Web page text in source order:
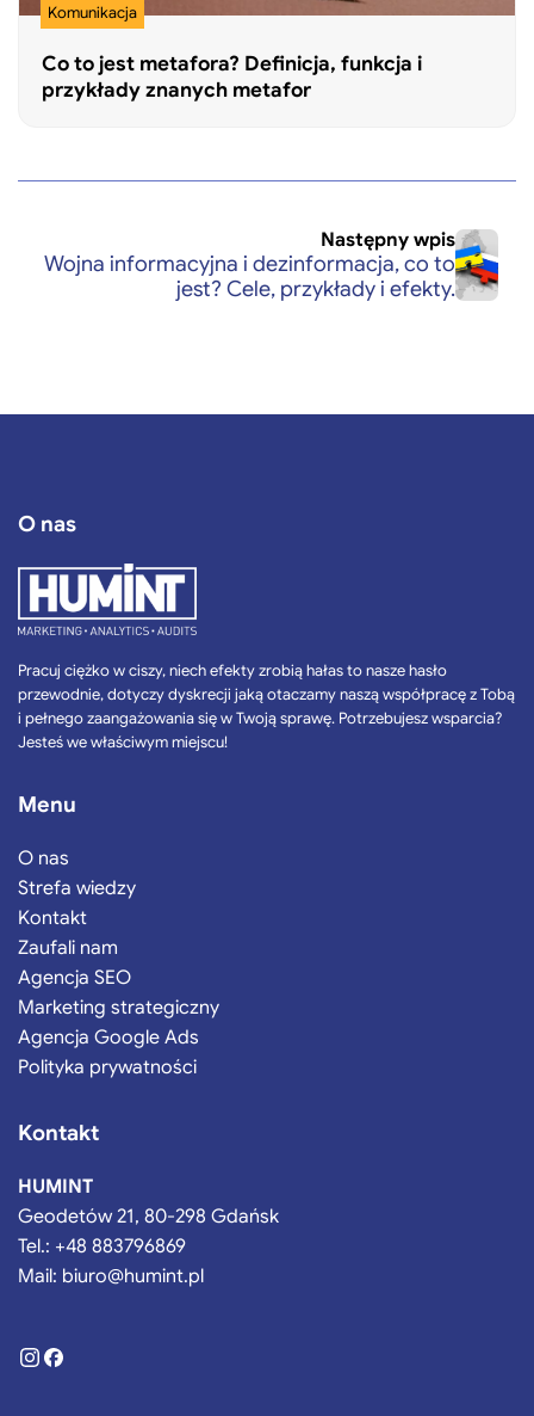
Komunikacja
Co to jest metafora? Definicja, funkcja i
przykłady znanych metafor
Następny wpis
Wojna informacyjna i dezinformacja, co to
jest? Cele, przykłady i efekty.
O nas
Pracuj ciężko w ciszy, niech efekty zrobią hałas to nasze hasło
przewodnie, dotyczy dyskrecji jaką otaczamy naszą współpracę z Tobą
i pełnego zaangażowania się w Twoją sprawę. Potrzebujesz wsparcia?
Jesteś we właściwym miejscu!
Menu
O nas
Strefa wiedzy
Kontakt
Zaufali nam
Agencja SEO
Marketing strategiczny
Agencja Google Ads
Polityka prywatności
Kontakt
HUMINT
Geodetów 21, 80-298 Gdańsk
Tel.: +48 883796869
Mail: biuro@humint.pl
Instagram
Facebook